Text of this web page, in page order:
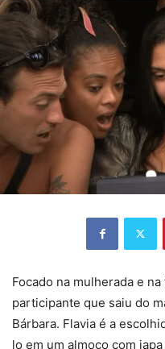
Focado na mulherada e
participante que saiu do
Bárbara. Flavia é a
lo em um almoço com